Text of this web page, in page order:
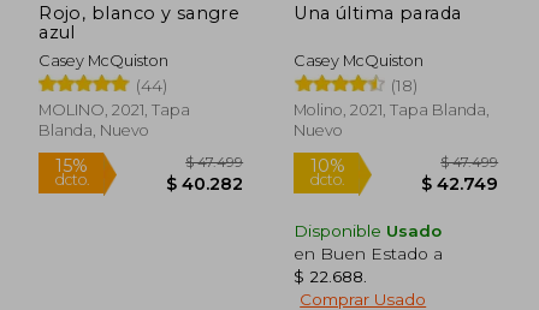
Rojo, blanco y sangre
azul
Casey McQuiston
(44)
MOLINO, 2021, Tapa
Blanda, Nuevo
Rápido
Una última parada
Casey McQuiston
(18)
Molino, 2021, Tapa Blanda,
Nuevo
Rápido
Disponible Usado
en Buen Estado a
$ 22.688
Comprar Usado